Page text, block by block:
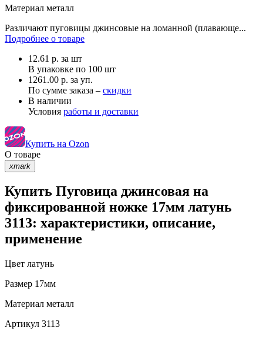
Материал металл
Различают пуговицы джинсовые на ломанной (плавающе...
Подробнее о товаре
12.61 р. за шт
В упаковке по 100 шт
1261.00 р. за уп.
По сумме заказа – скидки
В наличии
Условия работы и доставки
Купить на Ozon
О товаре
xmark
Купить Пуговица джинсовая на
фиксированной ножке 17мм латунь
3113: характеристики, описание,
применение
Цвет латунь
Размер 17мм
Материал металл
Артикул 3113